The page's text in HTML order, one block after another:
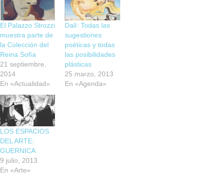
El Palazzo Strozzi
muestra parte de
la Colección del
Reina Sofía
21 septiembre,
2014
En «Actualidad»
Dalí: Todas las
sugestiones
poéticas y todas
las posibilidades
plásticas
25 marzo, 2013
En «Agenda»
LOS ESPACIOS
DEL ARTE:
GUERNICA
9 julio, 2013
En «Arte»